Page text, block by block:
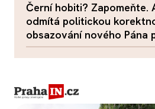
Černí hobiti? Zapomeňte.
odmítá politickou
obsazování nového Pána